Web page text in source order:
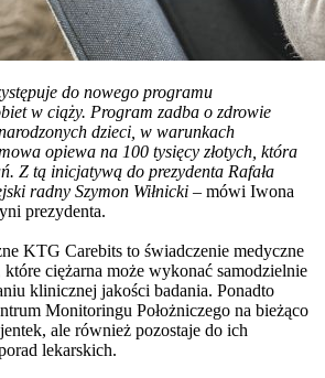
do nowego programu
w ciąży. Program zadba o zdrowie
dzieci, w warunkach
opiewa na 100 tysięcy złotych, która
Z tą inicjatywą do prezydenta Rafała
radny Szymon Wiłnicki – mówi Iwona
prezydenta.
KTG Carebits to świadczenie medyczne
ciężarna może wykonać samodzielnie
klinicznej jakości badania. Ponadto
Monitoringu Położniczego na bieżąco
ale również pozostaje do ich
lekarskich.